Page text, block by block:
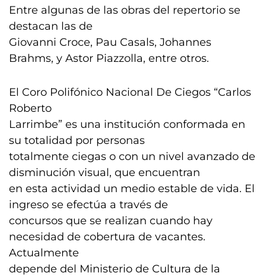
Entre algunas de las obras del repertorio se
destacan las de
Giovanni Croce, Pau Casals, Johannes
Brahms, y Astor Piazzolla, entre otros.
El Coro Polifónico Nacional De Ciegos “Carlos
Roberto
Larrimbe” es una institución conformada en
su totalidad por personas
totalmente ciegas o con un nivel avanzado de
disminución visual, que encuentran
en esta actividad un medio estable de vida. El
ingreso se efectúa a través de
concursos que se realizan cuando hay
necesidad de cobertura de vacantes.
Actualmente
depende del Ministerio de Cultura de la